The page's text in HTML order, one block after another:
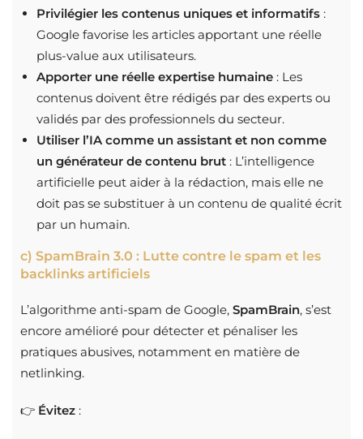
Privilégier les contenus uniques et informatifs :
Google favorise les articles apportant une réelle
plus-value aux utilisateurs.
Apporter une réelle expertise humaine : Les
contenus doivent être rédigés par des experts ou
validés par des professionnels du secteur.
Utiliser l’IA comme un assistant et non comme
un générateur de contenu brut : L’intelligence
artificielle peut aider à la rédaction, mais elle ne
doit pas se substituer à un contenu de qualité écrit
par un humain.
c) SpamBrain 3.0 : Lutte contre le spam et les
backlinks artificiels
L’algorithme anti-spam de Google, SpamBrain, s’est
encore amélioré pour détecter et pénaliser les
pratiques abusives, notamment en matière de
netlinking.
👉 Évitez :